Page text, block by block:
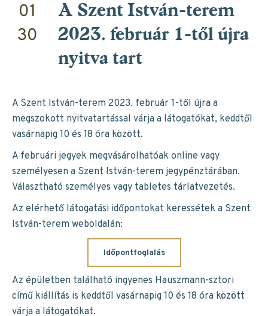
01
30
A Szent István-terem
2023. február 1-től újra
nyitva tart
A Szent István-terem 2023. február 1-től újra a
megszokott nyitvatartással várja a látogatókat, keddtől
vasárnapig 10 és 18 óra között.
A februári jegyek megvásárolhatóak online vagy
személyesen a Szent István-terem jegypénztárában.
Választható személyes vagy tabletes tárlatvezetés.
Az elérhető látogatási időpontokat keressétek a Szent
István-terem weboldalán:
Időpontfoglalás
Az épületben található ingyenes Hauszmann-sztori
című kiállítás is keddtől vasárnapig 10 és 18 óra között
várja a látogatókat.